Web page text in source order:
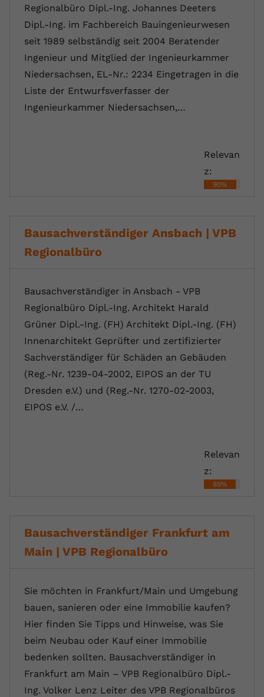
Regionalbüro Dipl.-Ing. Johannes Deeters
Dipl.-Ing. im Fachbereich Bauingenieurwesen
seit 1989 selbständig seit 2004 Beratender
Ingenieur und Mitglied der Ingenieurkammer
Niedersachsen, EL-Nr.: 2234 Eingetragen in die
Liste der Entwurfsverfasser der
Ingenieurkammer Niedersachsen,…
Relevan
z:
90%
Bausachverständiger Ansbach | VPB
Regionalbüro
Bausachverständiger in Ansbach - VPB
Regionalbüro Dipl.-Ing. Architekt Harald
Grüner Dipl.-Ing. (FH) Architekt Dipl.-Ing. (FH)
Innenarchitekt Geprüfter und zertifizierter
Sachverständiger für Schäden an Gebäuden
(Reg.-Nr. 1239-04-2002, EIPOS an der TU
Dresden e.V.) und (Reg.-Nr. 1270-02-2003,
EIPOS e.V. /…
Relevan
z:
89%
Bausachverständiger Frankfurt am
Main | VPB Regionalbüro
Sie möchten in Frankfurt/Main und Umgebung
bauen, sanieren oder eine Immobilie kaufen?
Hier finden Sie Tipps und Hinweise, was Sie
beim Neubau oder Kauf einer Immobilie
bedenken sollten. Bausachverständiger in
Frankfurt am Main – VPB Regionalbüro Dipl.-
Ing. Volker Lenz Leiter des VPB Regionalbüros